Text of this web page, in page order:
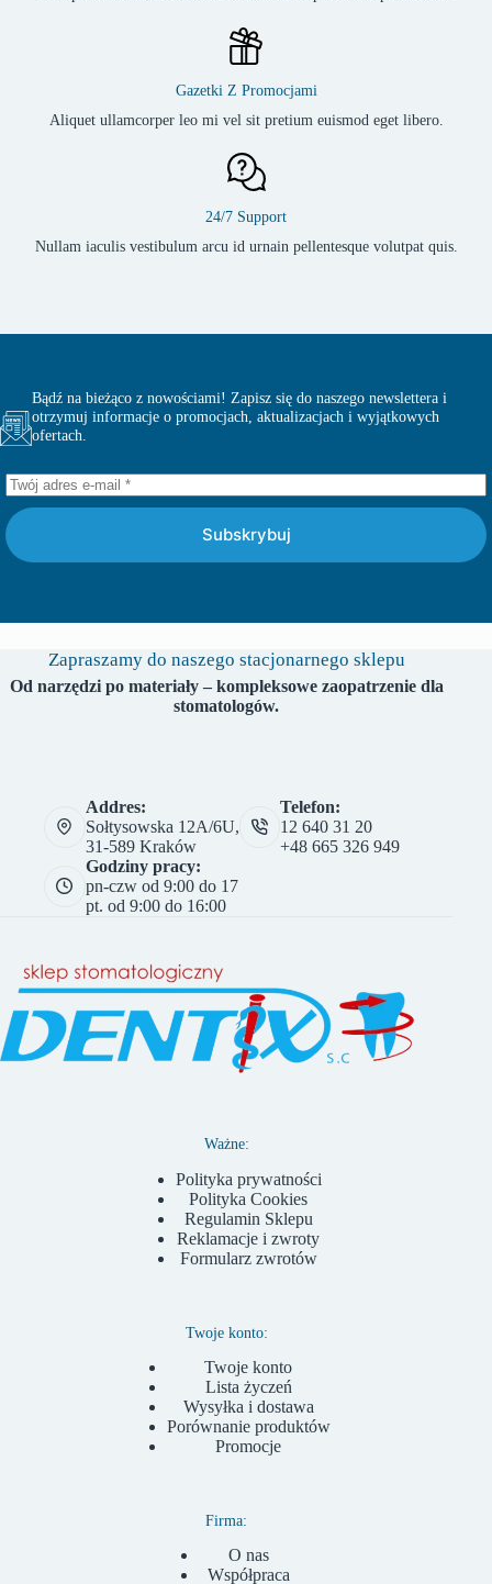
Gazetki Z Promocjami
Aliquet ullamcorper leo mi vel sit pretium euismod eget libero.
24/7 Support
Nullam iaculis vestibulum arcu id urnain pellentesque volutpat quis.
Bądź na bieżąco z nowościami! Zapisz się do naszego newslettera i
otrzymuj informacje o promocjach, aktualizacjach i wyjątkowych
ofertach.
Subskrybuj
Zapraszamy do naszego stacjonarnego sklepu
Od narzędzi po materiały – kompleksowe zaopatrzenie dla
stomatologów.
Addres:
Sołtysowska 12A/6U,
31-589 Kraków
Telefon:
12 640 31 20
+48 665 326 949
Godziny pracy:
pn-czw od 9:00 do 17
pt. od 9:00 do 16:00
Ważne:
Polityka prywatności
Polityka Cookies
Regulamin Sklepu
Reklamacje i zwroty
Formularz zwrotów
Twoje konto:
Twoje konto
Lista życzeń
Wysyłka i dostawa
Porównanie produktów
Promocje
Firma:
O nas
Współpraca